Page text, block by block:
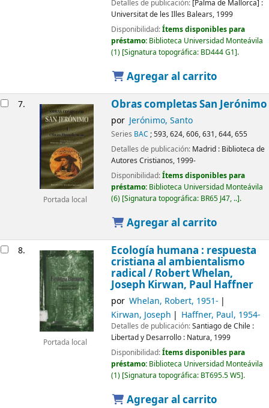
Detalles de publicación: [Palma de Mallorca] :
Universitat de les Illes Balears, 1999
Disponibilidad:Ítems disponibles para
préstamo: Biblioteca Universidad Monteávila
(1) Signatura topográfica: BD444 G1 .
Agregar al carrito
7.
Portada local
Obras completas San Jerónimo
por Jerónimo, Santo
Series BAC ; 593, 624, 606, 631, 644, 655
Detalles de publicación: Madrid : Biblioteca de
Autores Cristianos, 1999-
Disponibilidad:Ítems disponibles para
préstamo: Biblioteca Universidad Monteávila
(6) Signatura topográfica: BR65 J47, .. .
Agregar al carrito
8.
Portada local
Ecología humana : respuesta
cristiana al ambientalismo
radical / Robert Whelan,
Joseph Kirwan, Paul Haffner
por Whelan, Robert, 1951-
Kirwan, Joseph
Haffner, Paul, 1954-
Detalles de publicación:Santiago de Chile :
Libertad y Desarrollo : Natura, 1999
Disponibilidad:Ítems disponibles para
préstamo: Biblioteca Universidad Monteávila
(1) Signatura topográfica: BT695.5 W5 .
Agregar al carrito